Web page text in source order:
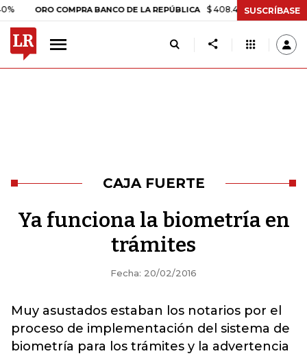
ORO COMPRA BANCO DE LA REPÚBLICA $ 408.498,97 +$ 8.753,81
SUSCRÍBASE
CAJA FUERTE
Ya funciona la biometría en
trámites
Fecha: 20/02/2016
Muy asustados estaban los notarios por el
proceso de implementación del sistema de
biometría para los trámites y la advertencia